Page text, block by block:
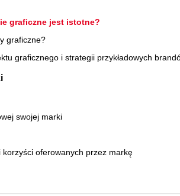
graficzne jest istotne?
graficzne?
graficznego i strategii przykładowych
swojej marki
oferowanych przez markę